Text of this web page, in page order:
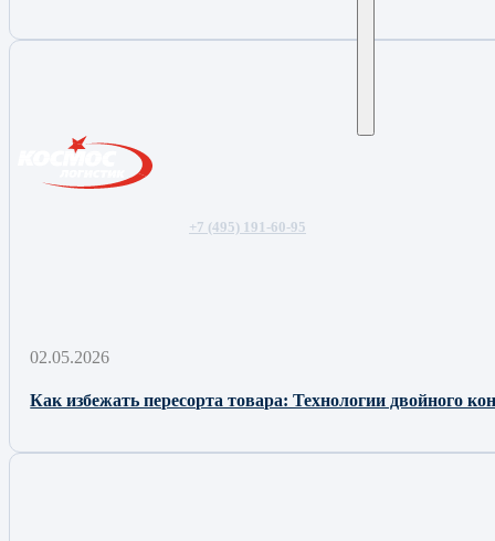
+7 (495) 191-60-95
02.05.2026
Как избежать пересорта товара: Технологии двойного